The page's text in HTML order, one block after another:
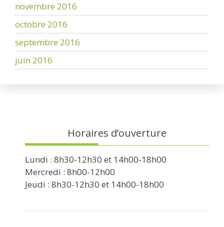
novembre 2016
octobre 2016
septembre 2016
juin 2016
Horaires d’ouverture
Lundi : 8h30-12h30 et 14h00-18h00
Mercredi : 8h00-12h00
Jeudi : 8h30-12h30 et 14h00-18h00